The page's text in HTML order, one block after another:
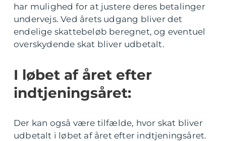
har mulighed for at justere deres betalinger
undervejs. Ved årets udgang bliver det
endelige skattebeløb beregnet, og eventuel
overskydende skat bliver udbetalt.
I løbet af året efter
indtjeningsåret:
Der kan også være tilfælde, hvor skat bliver
udbetalt i løbet af året efter indtjeningsåret.